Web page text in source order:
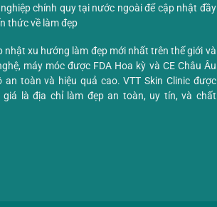
chính quy tại nước ngoài để cập nhật đầy
thức về làm đẹp
nhật xu hướng làm đẹp mới nhất trên thế giới và
máy móc được FDA Hoa kỳ và CE Châu Âu
an toàn và hiệu quả cao. VTT Skin Clinic được
giá là địa chỉ làm đẹp an toàn, uy tín, và chất